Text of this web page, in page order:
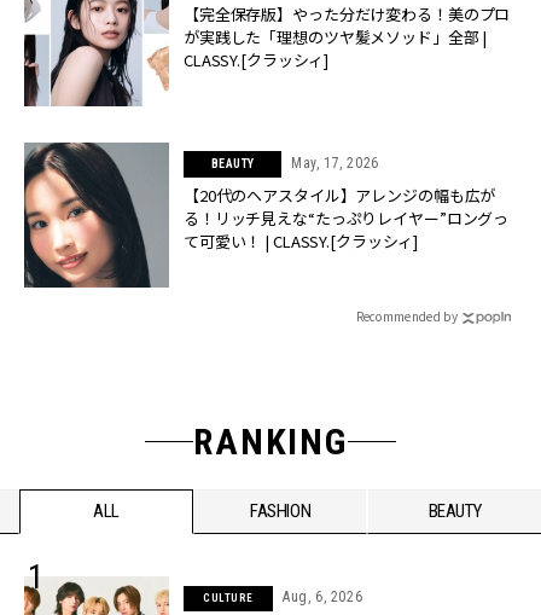
【完全保存版】やった分だけ変わる！美のプロ
が実践した「理想のツヤ髪メソッド」全部 |
CLASSY.[クラッシィ]
BEAUTY May, 17, 2026
【20代のヘアスタイル】アレンジの幅も広が
る！リッチ見えな“たっぷりレイヤー”ロングっ
て可愛い！ | CLASSY.[クラッシィ]
Recommended by
RANKING
ALL FASHION BEAUTY
CULTURE Aug, 6, 2026